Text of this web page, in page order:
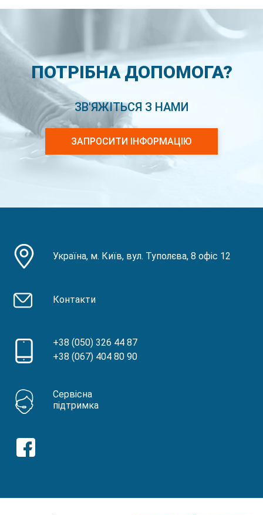
ПОТРІБНА ДОПОМОГА?
ЗВ'ЯЖІТЬСЯ З НАМИ
ЗАПРОСИТИ ІНФОРМАЦІЮ
Україна, м. Київ, вул. Туполєва, 8 офіс 12
Контакти
+38 (050) 326 44 87
+38 (067) 404 80 90
Сервісна
підтримка